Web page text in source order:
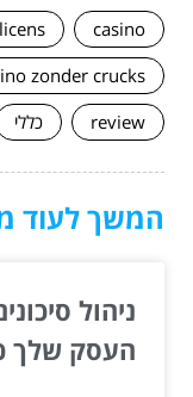
casino
zonder crucks
review
כללי
המשך לעוד
ניהול
העסק שלך